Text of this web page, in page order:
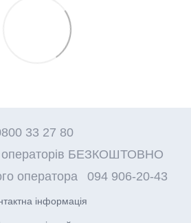
33 27 80
операторів БЕЗКОШТОВНО
оператора
094 906-20-43
інформація